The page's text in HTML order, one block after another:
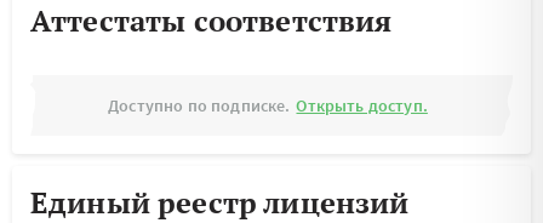
Аттестаты соответствия
Доступно по подписке. Открыть доступ.
Единый реестр лицензий